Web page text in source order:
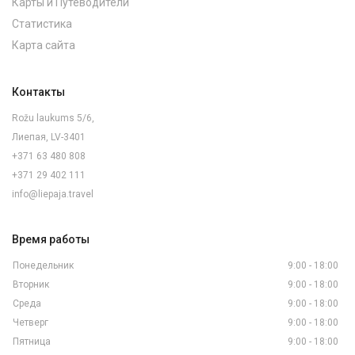
Карты и Путеводители
Статистика
Карта сайта
Контакты
Rožu laukums 5/6,
Лиепая, LV-3401
+371 63 480 808
+371 29 402 111
info@liepaja.travel
Время работы
Понедельник
9:00 - 18:00
Вторник
9:00 - 18:00
Среда
9:00 - 18:00
Четверг
9:00 - 18:00
Пятница
9:00 - 18:00